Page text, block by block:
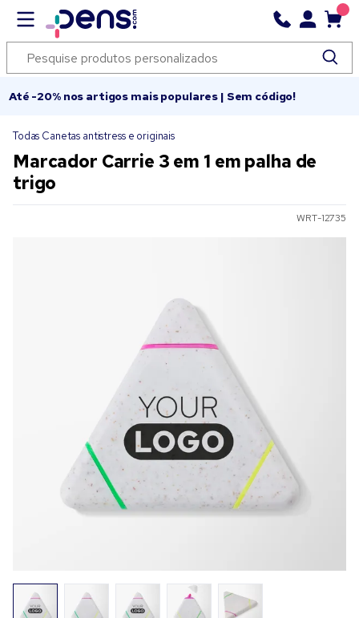
Até -20% nos artigos mais populares | Sem código!
Todas Canetas antistress e originais
Marcador Carrie 3 em 1 em palha de
trigo
WRT-12735